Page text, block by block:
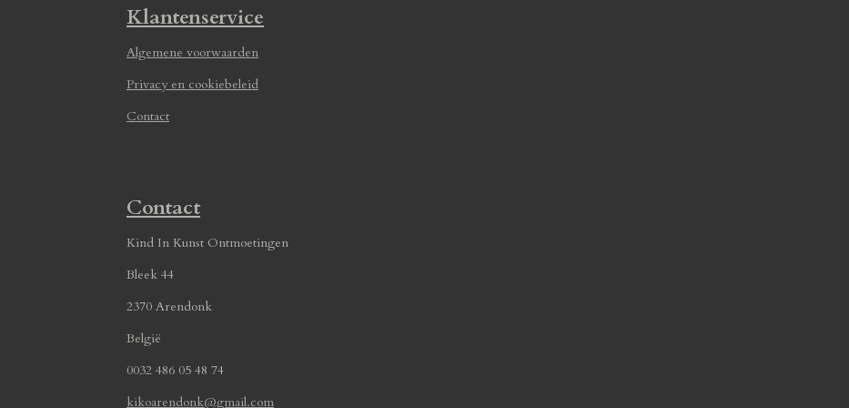
Klantenservice
Algemene voorwaarden
Privacy en cookiebeleid
Contact
Contact
Kind In Kunst Ontmoetingen
Bleek 44
2370 Arendonk
België
0032 486 05 48 74
kikoarendonk@gmail.com